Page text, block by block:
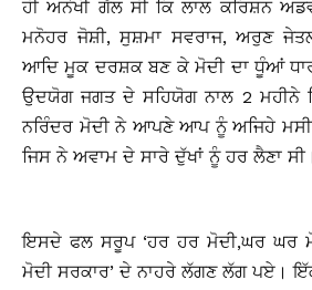
ਹੀ ਅਨੋਖੀ ਗੱਲ ਸੀ ਕਿ ਲਾਲ ਕਰਿਸ਼ਨ
ਮਨੋਹਰ ਜੋਸ਼ੀ, ਸੁਸ਼ਮਾ ਸਵਰਾਜ, ਅਰੁਣ
ਆਦਿ ਮੂਕ ਦਰਸ਼ਕ ਬਣ ਕੇ ਮੋਦੀ ਦਾ ਧੂੰਆਂ
ਉਦਯੋਗ ਜਗਤ ਦੇ ਸਹਿਯੋਗ ਨਾਲ 2 ਮਹੀਨੇ
ਨਰਿੰਦਰ ਮੋਦੀ ਨੇ ਆਪਣੇ ਆਪ ਨੂੰ ਅਜਿਹੇ
ਜਿਸ ਨੇ ਅਵਾਮ ਦੇ ਸਾਰੇ ਦੁੱਖਾਂ ਨੂੰ ਹਰ ਲੈਣਾ ਸੀ।
ਇਸਦੇ ਫਲ ਸਰੂਪ ‘ਹਰ ਹਰ ਮੋਦੀ,ਘਰ ਘਰ
ਮੋਦੀ ਸਰਕਾਰ’ ਦੇ ਨਾਹਰੇ ਲੱਗਣ ਲੱਗ ਪਏ।